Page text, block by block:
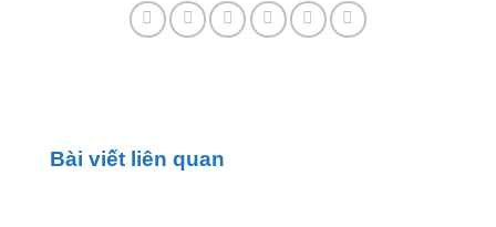
Bài viết liên quan